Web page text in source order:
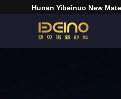
Hunan Yibeinuo New